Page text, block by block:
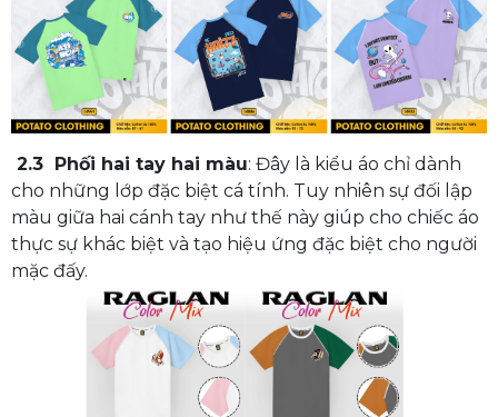
2.3 Phối hai tay hai màu: Đây là kiểu áo chỉ dành
cho những lớp đặc biệt cá tính. Tuy nhiên sự đối lập
màu giữa hai cánh tay như thế này giúp cho chiếc áo
thực sự khác biệt và tạo hiệu ứng đặc biệt cho người
mặc đấy.